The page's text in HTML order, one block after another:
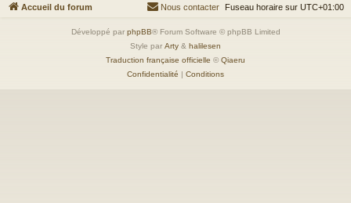
Accueil du forum Fuseau horaire sur UTC+01:00
Nous contacter
Développé par phpBB® Forum Software © phpBB Limited
Style par Arty & halilesen
Traduction française officielle © Qiaeru
Confidentialité | Conditions